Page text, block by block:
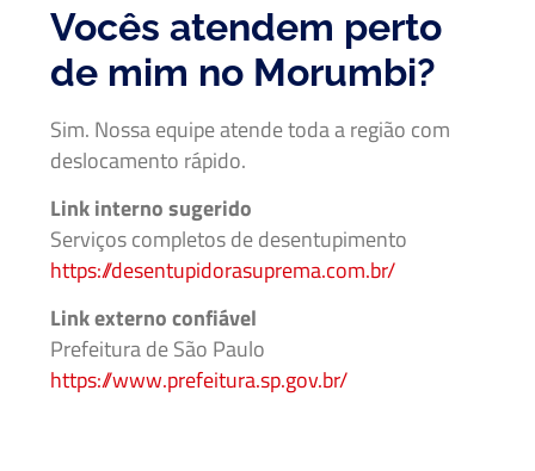
Vocês atendem perto
de mim no Morumbi?
Sim. Nossa equipe atende toda a região com
deslocamento rápido.
Link interno sugerido
Serviços completos de desentupimento
https://desentupidorasuprema.com.br/
Link externo confiável
Prefeitura de São Paulo
https://www.prefeitura.sp.gov.br/